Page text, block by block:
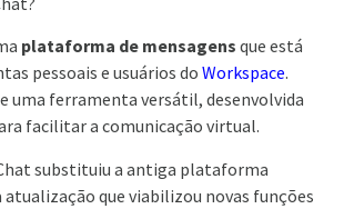
plataforma de mensagens que está
pessoais e usuários do Workspace.
uma ferramenta versátil, desenvolvida
facilitar a comunicação virtual.
substituiu a antiga plataforma
que viabilizou novas funções